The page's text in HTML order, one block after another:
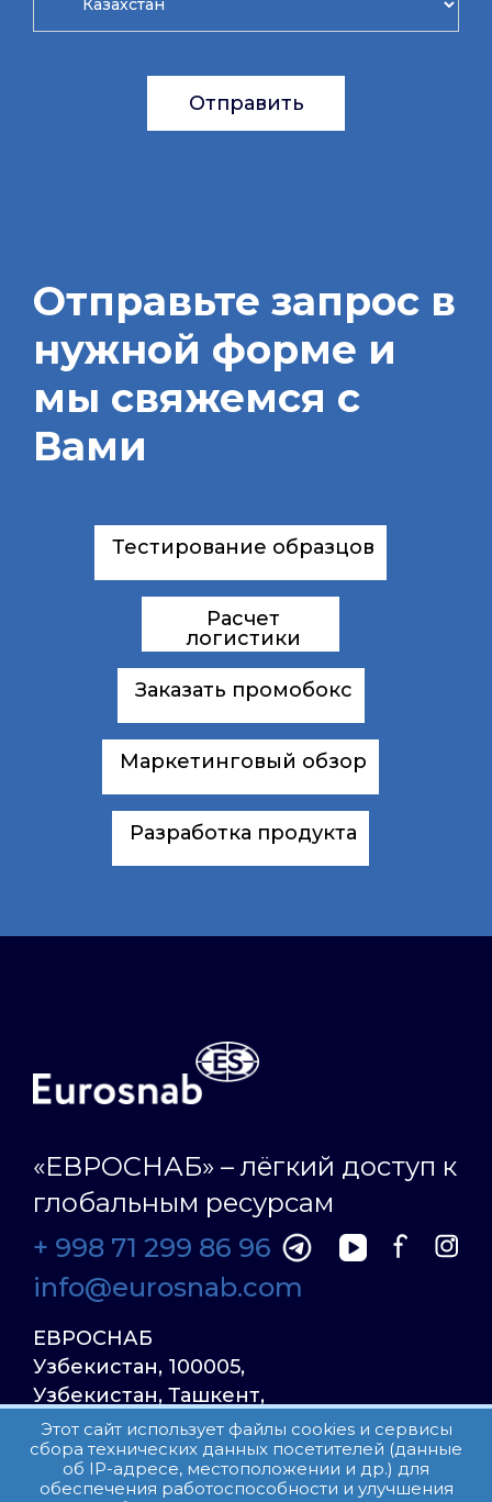
Отправить
Отправьте запрос в
нужной форме и
мы свяжемся с
Вами
Тестирование образцов
Расчет
логистики
Заказать промобокс
Маркетинговый обзор
Разработка продукта
«ЕВРОСНАБ» – лёгкий доступ к
глобальным ресурсам
+ 998 71 299 86 96
info@eurosnab.com
ЕВРОСНАБ
Узбекистан, 100005,
Узбекистан, Ташкент,
Улица Фаргона Йули
23, дом 31
Этот сайт использует файлы cookies и сервисы
сбора технических данных посетителей (данные
об IP-адресе, местоположении и др.) для
обеспечения работоспособности и улучшения